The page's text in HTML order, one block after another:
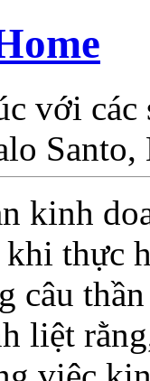
với
kinh
thực
câu
liệt